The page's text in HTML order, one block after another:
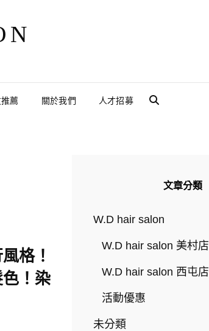
薦 關於我們 人才招募
格！
！染
文章分類
W.D hair salon
W.D hair salon 美村店
W.D hair salon 西屯店
活動優惠
未分類